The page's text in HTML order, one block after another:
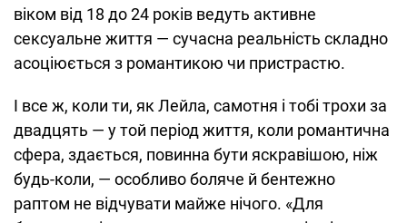
віком від 18 до 24 років ведуть активне
сексуальне життя — сучасна реальність складно
асоціюється з романтикою чи пристрастю.
І все ж, коли ти, як Лейла, самотня і тобі трохи за
двадцять — у той період життя, коли романтична
сфера, здається, повинна бути яскравішою, ніж
будь-коли, — особливо боляче й бентежно
раптом не відчувати майже нічого. «Для